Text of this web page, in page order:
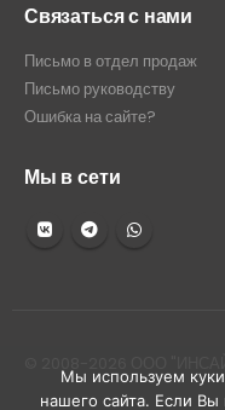
Связаться с нами
Письмо в отдел продаж
Письмо руководству
Ошибка на сайте?
Мы в сети
Мы используем
нашего сайта. Если